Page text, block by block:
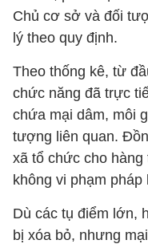
Chủ cơ sở và đối
lý theo quy định.
Theo thống kê, từ
chức năng đã trực
chứa mại dâm, môi
tượng liên quan.
xã tổ chức cho
không vi phạm pháp
Dù các tụ điểm lớn,
bị xóa bỏ, nhưng